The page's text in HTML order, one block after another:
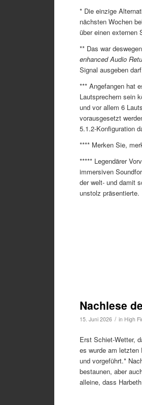
* Die einzige
nächsten Wochen
über einen externen
** Das war
enhanced Audio
Signal ausgeben
*** Angefangen hat
Lautsprechern sein
und vor allem 6
vorausgesetzt
5.1.2-Konfiguration
**** Merken Sie,
***** Legendärer
immersiven
der welt- und damit
unstolz präsentierte.
Nachlese
15. Juni 2026 / in High
Erst Schiet-Wetter,
es wurde am letzten
und vorgeführt.*
bestaunen, aber
alleine, dass